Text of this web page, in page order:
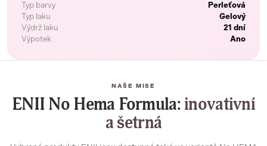
Typ barvy
Perleťová
Typ laku
Gelový
Výdrž laku
21 dní
Výpotek
Ano
NAŠE MISE
ENII No Hema Formula:inovativní
a šetrná